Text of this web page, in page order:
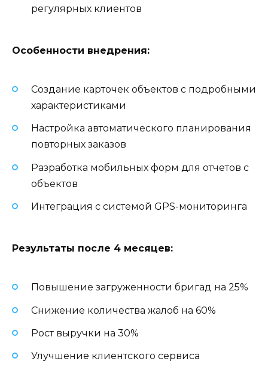
регулярных клиентов
Особенности внедрения:
Создание карточек объектов с подробными
характеристиками
Настройка автоматического планирования
повторных заказов
Разработка мобильных форм для отчетов с
объектов
Интеграция с системой GPS-мониторинга
Результаты после 4 месяцев:
Повышение загруженности бригад на 25%
Снижение количества жалоб на 60%
Рост выручки на 30%
Улучшение клиентского сервиса